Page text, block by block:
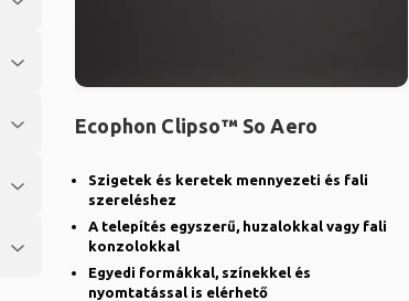
Ecophon Clipso™ So Aero
Szigetek és keretek mennyezeti és fali
szereléshez
A telepítés egyszerű, huzalokkal vagy fali
konzolokkal
Egyedi formákkal, színekkel és
nyomtatással is elérhető